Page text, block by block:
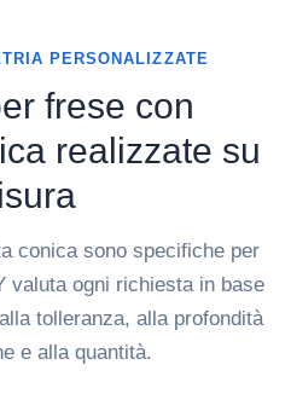
PERSONALIZZATE
frese con
realizzate su
conica sono specifiche per
valuta ogni richiesta in base
tolleranza, alla profondità
e alla quantità.